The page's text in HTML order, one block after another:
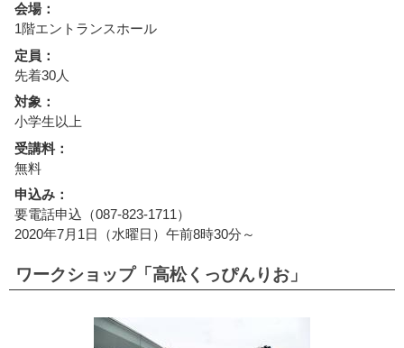
会場：
1階エントランスホール
定員：
先着30人
対象：
小学生以上
受講料：
無料
申込み：
要電話申込（087-823-1711）
2020年7月1日（水曜日）午前8時30分～
ワークショップ「高松くっぴんりお」